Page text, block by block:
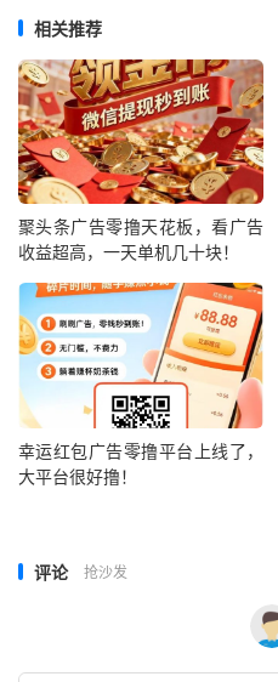
相关推荐
聚头条广告零撸天花板，看广告
收益超高，一天单机几十块！
幸运红包广告零撸平台上线了，
大平台很好撸！
评论 抢沙发